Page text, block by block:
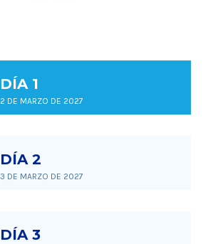
DÍA 1
2 DE MARZO DE 2027
DÍA 2
3 DE MARZO DE 2027
DÍA 3